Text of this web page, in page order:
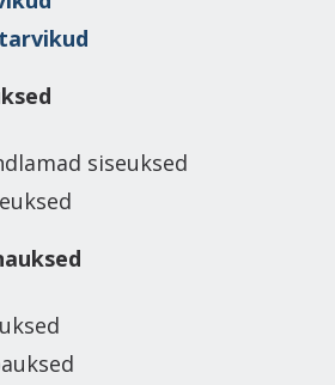
siseuksed